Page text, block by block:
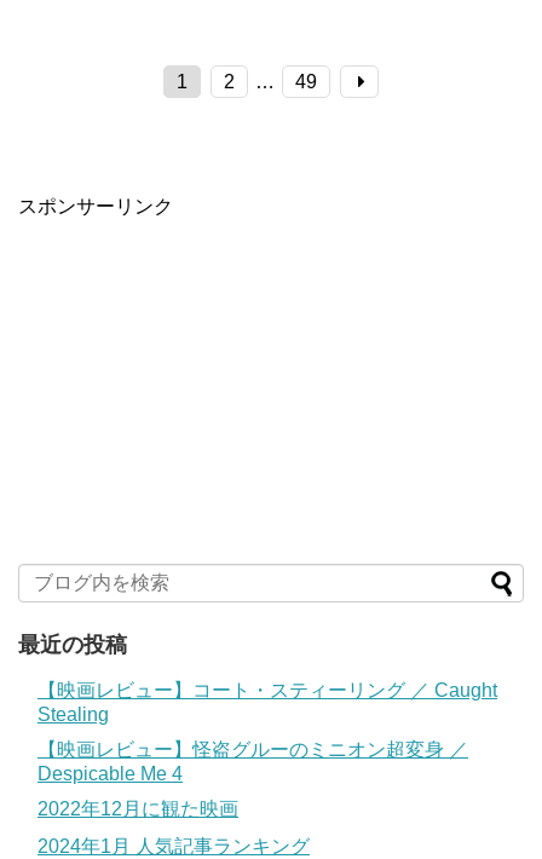
1 2 … 49
スポンサーリンク
最近の投稿
【映画レビュー】コート・スティーリング ／ Caught
Stealing
【映画レビュー】怪盗グルーのミニオン超変身 ／
Despicable Me 4
2022年12月に観た映画
2024年1月 人気記事ランキング